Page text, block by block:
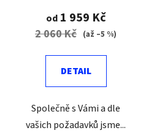
od1 959 Kč
2 060 Kč (až –5 %)
DETAIL
Společně s Vámi a dle
vašich požadavků jsme...